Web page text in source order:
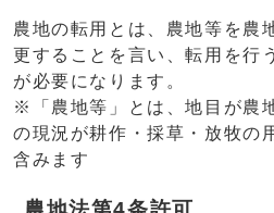
農地の転用とは、農地等を農
更することを言い、転用を行
が必要になります。
※「農地等」とは、地目が農
の現況が耕作・採草・放牧の
含みます